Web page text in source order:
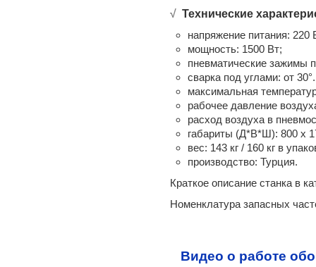
Plastmak SC 211 импостовый 2 фрезы
Yilmaz CA 601 углозачистной автомат
Электрический гравер зачистки пазов
√ Технические
напряжение питания: 220
мощность: 1500 Вт;
пневматические зажимы
сварка под углами: от
максимальная
рабочее давление
расход воздуха в
габариты (Д*В*Ш): 800 х
вес: 143 кг / 160 кг в
производство: Турция.
Краткое описание станка в
Номенклатура запасных
Видео о работе